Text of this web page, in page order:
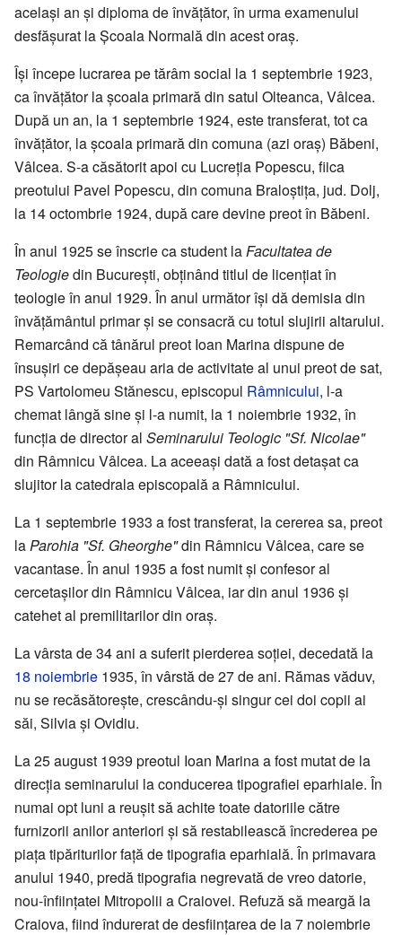
același an și diploma de învățător, în urma examenului
desfășurat la Școala Normală din acest oraș.
Își începe lucrarea pe tărâm social la 1 septembrie 1923,
ca învățător la școala primară din satul Olteanca, Vâlcea.
După un an, la 1 septembrie 1924, este transferat, tot ca
învățător, la școala primară din comuna (azi oraș) Băbeni,
Vâlcea. S-a căsătorit apoi cu Lucreția Popescu, fiica
preotului Pavel Popescu, din comuna Braloștița, jud. Dolj,
la 14 octombrie 1924, după care devine preot în Băbeni.
În anul 1925 se înscrie ca student la Facultatea de
Teologiedin București, obținând titlul de licențiat în
teologie în anul 1929. În anul următor își dă demisia din
învățământul primar și se consacră cu totul slujirii altarului.
Remarcând că tânărul preot Ioan Marina dispune de
însușiri ce depășeau aria de activitate al unui preot de sat,
PS Vartolomeu Stănescu, episcopul Râmnicului, l-a
chemat lângă sine și l-a numit, la 1 noiembrie 1932, în
funcția de director al Seminarului Teologic "Sf. Nicolae"
din Râmnicu Vâlcea. La aceeași dată a fost detașat ca
slujitor la catedrala episcopală a Râmnicului.
La 1 septembrie 1933 a fost transferat, la cererea sa, preot
la Parohia "Sf. Gheorghe"din Râmnicu Vâlcea, care se
vacantase. În anul 1935 a fost numit și confesor al
cercetașilor din Râmnicu Vâlcea, iar din anul 1936 și
catehet al premilitarilor din oraș.
La vârsta de 34 ani a suferit pierderea soției, decedată la
18 noiembrie 1935, în vârstă de 27 de ani. Rămas văduv,
nu se recăsătorește, crescându-și singur cei doi copii ai
săi, Silvia și Ovidiu.
La 25 august 1939 preotul Ioan Marina a fost mutat de la
direcția seminarului la conducerea tipografiei eparhiale. În
numai opt luni a reușit să achite toate datoriile către
furnizorii anilor anteriori și să restabilească încrederea pe
piața tipăriturilor față de tipografia eparhială. În primavara
anului 1940, predă tipografia negrevată de vreo datorie,
nou-înființatei Mitropolii a Craiovei. Refuză să meargă la
Craiova, fiind îndurerat de desființarea de la 7 noiembrie